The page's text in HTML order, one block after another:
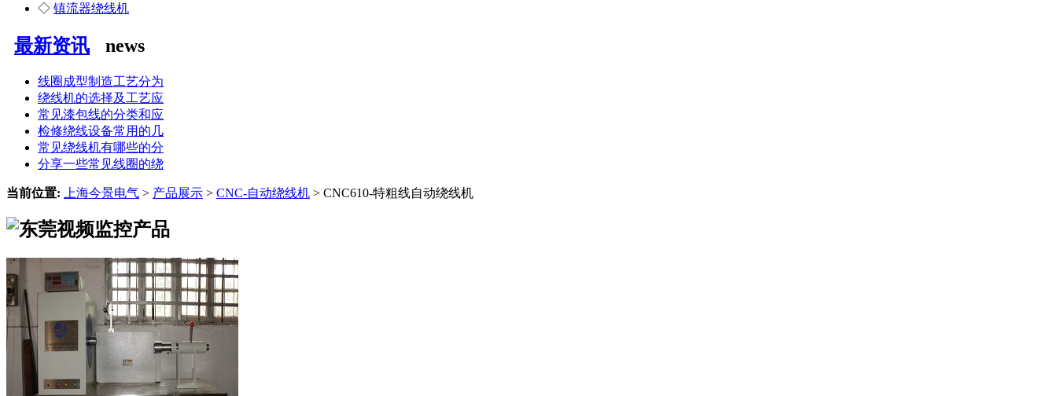
◇ 镇流器绕线机
最新资讯 news
线圈成型制造工艺分为
绕线机的选择及工艺应
常见漆包线的分类和应
检修绕线设备常用的几
常见绕线机有哪些的分
分享一些常见线圈的绕
当前位置: 上海今景电气 > 产品展示 > CNC-自动绕线机 > CNC610-特粗线自动绕线机